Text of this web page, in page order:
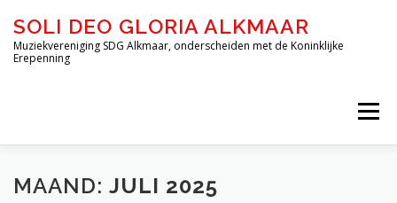
naar
inhoud
SOLI DEO GLORIA ALKMAAR
Muziekvereniging SDG Alkmaar, onderscheiden met de Koninklijke
Erepenning
Menu
HOME OVER ONS DE ORKESTEN
MAAND: JULI 2025